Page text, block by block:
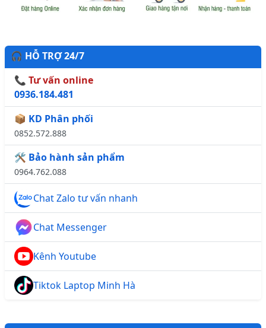
🎧 HỖ TRỢ 24/7
📞 Tư vấn online
0936.184.481
📦 KD Phân phối
0852.572.888
🛠️ Bảo hành sản phẩm
0964.762.088
Chat Zalo tư vấn nhanh
Chat Messenger
Kênh Youtube
Tiktok Laptop Minh Hà